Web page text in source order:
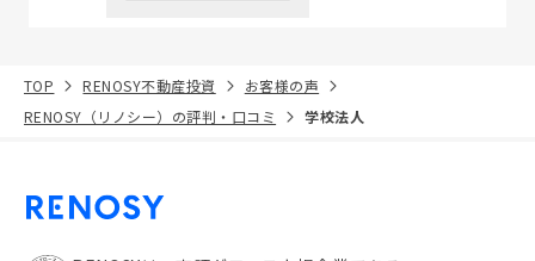
TOP RENOSY不動産投資
お客様の声
RENOSY（リノシー）の評判・口コミ
学校法人